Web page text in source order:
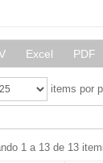
Excel PDF
items por
1 a 13 de 13